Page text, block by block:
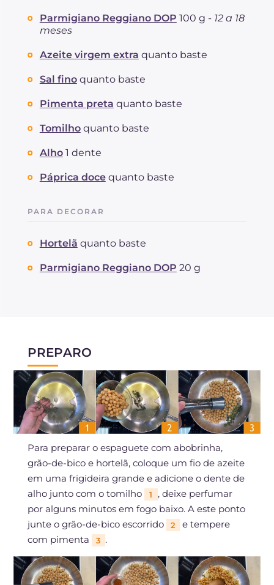
Parmigiano Reggiano DOP 100 g - 12 a 18
meses
Azeite virgem extra quanto baste
Sal fino quanto baste
Pimenta preta quanto baste
Tomilho quanto baste
Alho 1 dente
Páprica doce quanto baste
PARA DECORAR
Hortelã quanto baste
Parmigiano Reggiano DOP 20 g
PREPARO
Para preparar o espaguete com abobrinha,
grão-de-bico e hortelã, coloque um fio de azeite
em uma frigideira grande e adicione o dente de
alho junto com o tomilho
1
, deixe perfumar
por alguns minutos em fogo baixo. A este ponto
junte o grão-de-bico escorrido
2
e tempere
com pimenta
3 .